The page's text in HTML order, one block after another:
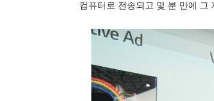
컴퓨터로 전송되고 몇 분 만에 그